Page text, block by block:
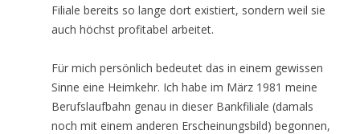
Filiale bereits so lange dort existiert, sondern weil sie
auch höchst profitabel arbeitet.
Für mich persönlich bedeutet das in einem gewissen
Sinne eine Heimkehr. Ich habe im März 1981 meine
Berufslaufbahn genau in dieser Bankfiliale (damals
noch mit einem anderen Erscheinungsbild) begonnen,